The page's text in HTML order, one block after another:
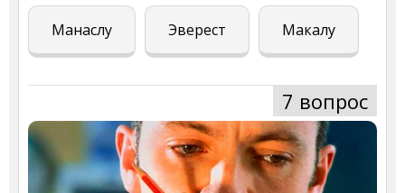
Манаслу Эверест Макалу
7 вопрос